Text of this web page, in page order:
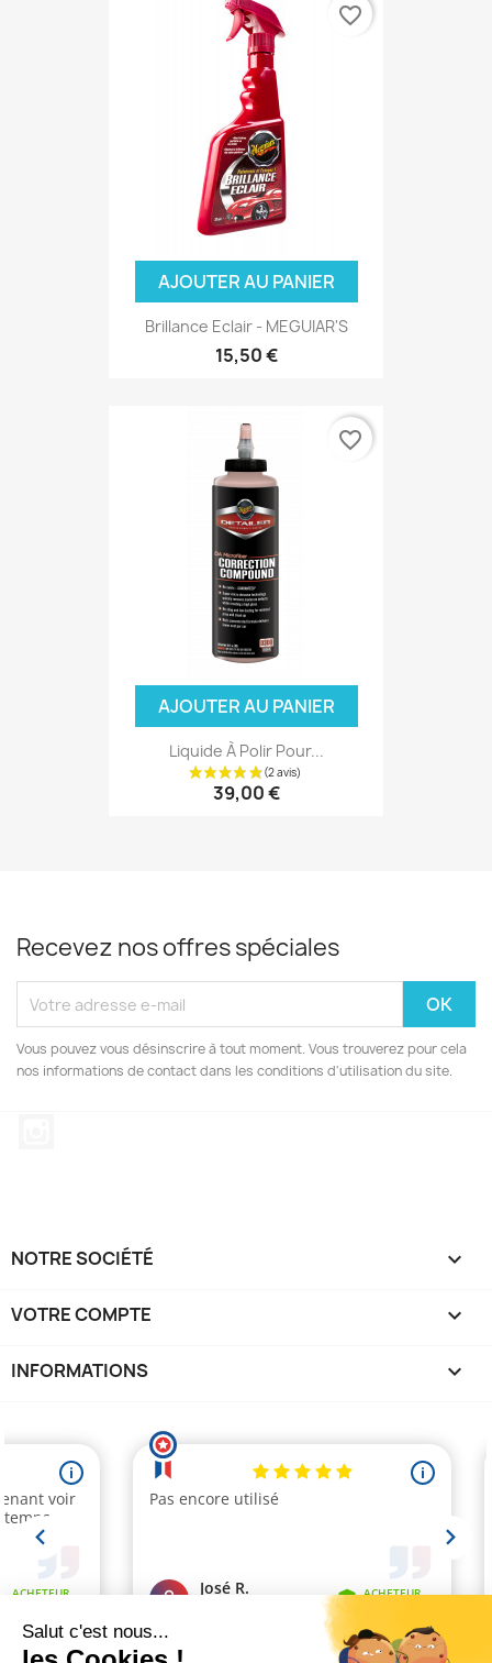
AJOUTER AU PANIER
Brillance Eclair - MEGUIAR'S
15,50 €
favorite_border
AJOUTER AU PANIER
Liquide À Polir Pour...
39,00 €
favorite_border
Recevez nos offres spéciales
Vous pouvez vous désinscrire à tout moment. Vous trouverez pour cela
nos informations de contact dans les conditions d'utilisation du site.
NOTRE SOCIÉTÉ 
VOTRE COMPTE 
INFORMATIONS keyboard_arrow_down